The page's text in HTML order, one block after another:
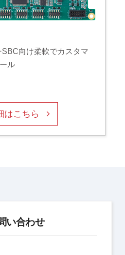
向け柔軟でカスタマ
ル
はこちら
い合わせ